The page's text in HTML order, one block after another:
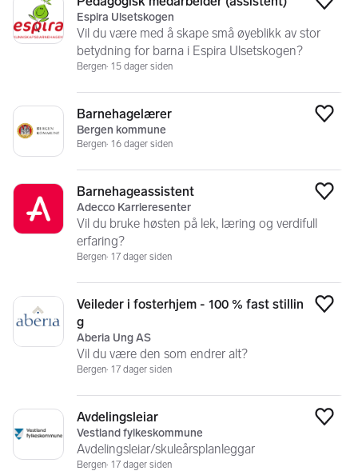
Espira Ulsetskogen
Vil du være med å skape små øyeblikk av stor
betydning for barna i Espira Ulsetskogen?
Bergen 15 dager siden
Barnehagelærer
Bergen kommune
Bergen 16 dager siden
Barnehageassistent
Adecco Karrieresenter
Vil du bruke høsten på lek, læring og verdifull
erfaring?
Bergen 17 dager siden
Veileder i fosterhjem - 100 % fast stillin
g
Aberia Ung AS
Vil du være den som endrer alt?
Bergen 17 dager siden
Avdelingsleiar
Vestland fylkeskommune
Avdelingsleiar/skuleårsplanleggar
Bergen 17 dager siden